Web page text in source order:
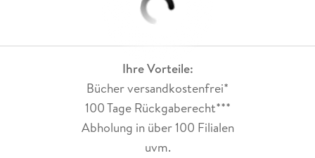
Ihre Vorteile:
Bücher versandkostenfrei*
100 Tage Rückgaberecht***
Abholung in über 100 Filialen
uvm.